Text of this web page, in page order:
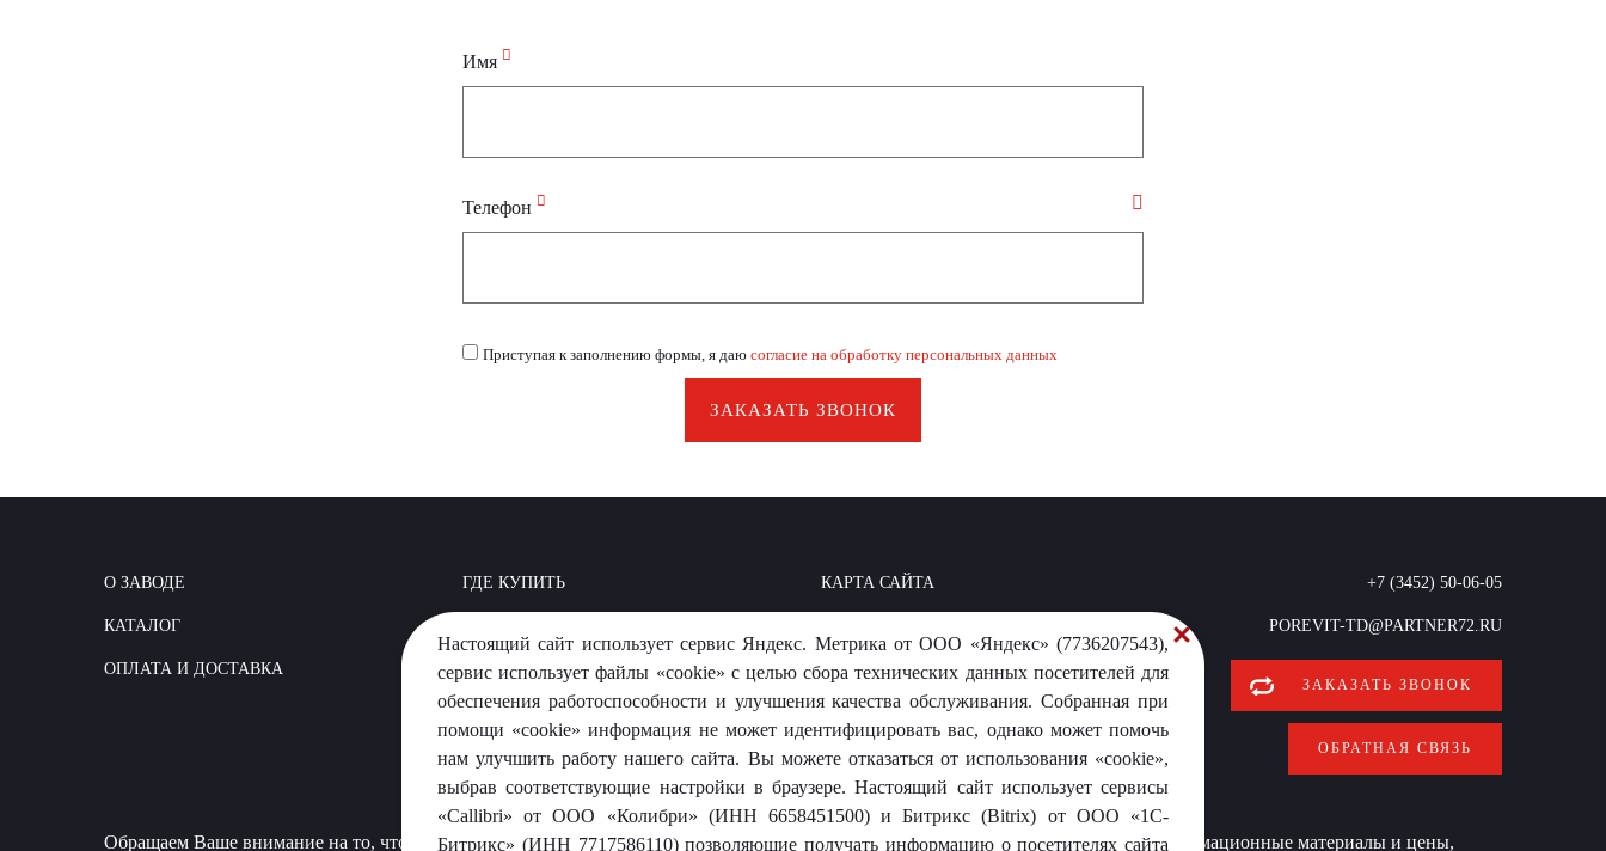
Имя
Телефон
Приступая к заполнению формы, я даю согласие на обработку персональных данных
ЗАКАЗАТЬ ЗВОНОК
О ЗАВОДЕ
КАТАЛОГ
ОПЛАТА И ДОСТАВКА
ГДЕ КУПИТЬ
ВОПРОС-ОТВЕТ
КАРТА САЙТА +7 (3452) 50-06-05
POREVIT-TD@PARTNER72.RU
ЗАКАЗАТЬ ЗВОНОК
ОБРАТНАЯ СВЯЗЬ
Обращаем Ваше внимание на то, что данный сайт носит исключительно информационный характер и ни при каких условиях информационные материалы и цены,
Настоящий сайт использует сервис Яндекс. Метрика от ООО «Яндекс» (7736207543),
сервис использует файлы «cookie» с целью сбора технических данных посетителей для
обеспечения работоспособности и улучшения качества обслуживания. Собранная при
помощи «cookie» информация не может идентифицировать вас, однако может помочь
нам улучшить работу нашего сайта. Вы можете отказаться от использования «cookie»,
выбрав соответствующие настройки в браузере. Настоящий сайт использует сервисы
«Callibri» от ООО «Колибри» (ИНН 6658451500) и Битрикс (Bitrix) от ООО «1С-
Битрикс» (ИНН 7717586110) позволяющие получать информацию о посетителях сайта